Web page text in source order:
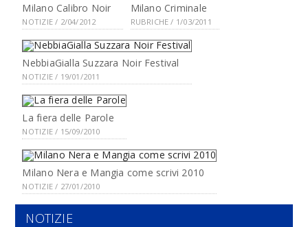
Milano Calibro Noir
NOTIZIE / 2/04/2012
Milano Criminale
RUBRICHE / 1/03/2011
NebbiaGialla Suzzara Noir Festival
NOTIZIE / 19/01/2011
La fiera delle Parole
NOTIZIE / 15/09/2010
Milano Nera e Mangia come scrivi 2010
NOTIZIE / 27/01/2010
NOTIZIE